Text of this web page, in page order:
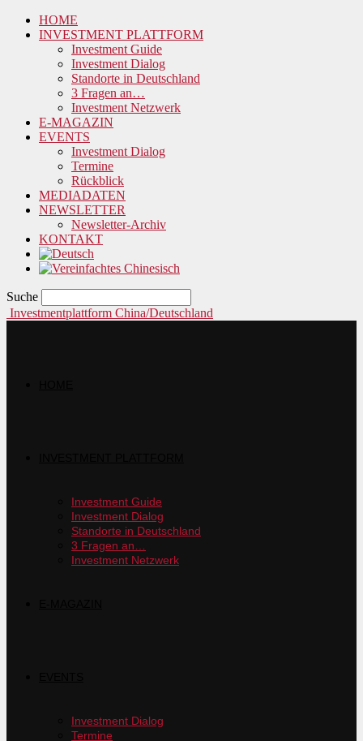
HOME
INVESTMENT PLATTFORM
Investment Guide
Investment Dialog
Standorte in Deutschland
3 Fragen an…
Investment Netzwerk
E-MAGAZIN
EVENTS
Investment Dialog
Termine
Rückblick
MEDIADATEN
NEWSLETTER
Newsletter-Archiv
KONTAKT
Suche
Investmentplattform China/Deutschland
Investment Guide
Investment Dialog
Standorte in Deutschland
3 Fragen an…
Investment Netzwerk
Investment Dialog
Termine